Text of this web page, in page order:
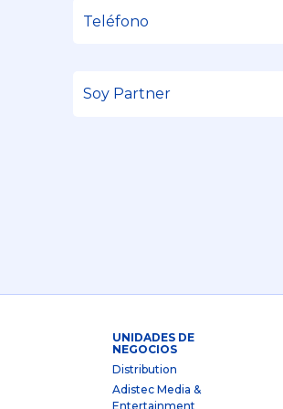
UNIDADES DE
NEGOCIOS
Distribution
Adistec Media &
Entertainment